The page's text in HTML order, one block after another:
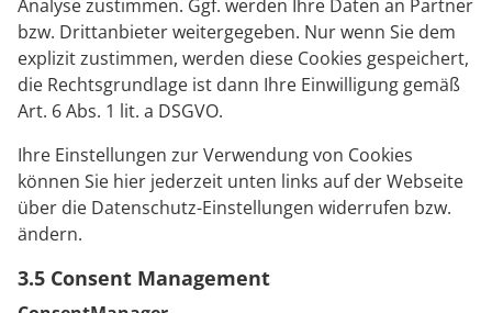
Analyse zustimmen. Ggf. werden Ihre Daten an Partner
bzw. Drittanbieter weitergegeben. Nur wenn Sie dem
explizit zustimmen, werden diese Cookies gespeichert,
die Rechtsgrundlage ist dann Ihre Einwilligung gemäß
Art. 6 Abs. 1 lit. a DSGVO.
Ihre Einstellungen zur Verwendung von Cookies
können Sie hier jederzeit unten links auf der Webseite
über die Datenschutz-Einstellungen widerrufen bzw.
ändern.
3.5 Consent Management